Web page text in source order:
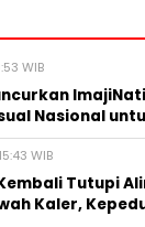
WIB
Nasional
WIB
Tutupi
Kaler,